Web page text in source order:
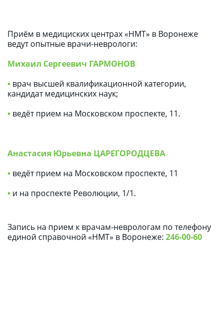
Приём в медициских центрах «НМТ» в Воронеже
ведут опытные врачи-неврологи:
Михаил Сергеевич ГАРМОНОВ
• врач высшей квалификационной категории,
кандидат медицинских наук;
• ведёт прием на Московском проспекте, 11.
Анастасия Юрьевна ЦАРЕГОРОДЦЕВА
• ведёт прием на Московском проспекте, 11
• и на проспекте Революции, 1/1.
Запись на прием к врачам-неврологам по телефону
единой справочной «НМТ» в Воронеже: 246-00-60